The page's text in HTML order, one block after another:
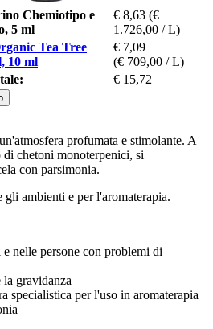
Chemiotipo e
5 ml
€ 8,63 (€
1.726,00 / L)
Tea Tree
10 ml
€ 7,09
(€ 709,00 / L)
€ 15,72
profumata e stimolante. A
di chetoni monoterpenici, si
con parsimonia.
gli ambienti e per l'aromaterapia.
nelle persone con problemi di
gravidanza
specialistica per l'uso in aromaterapia